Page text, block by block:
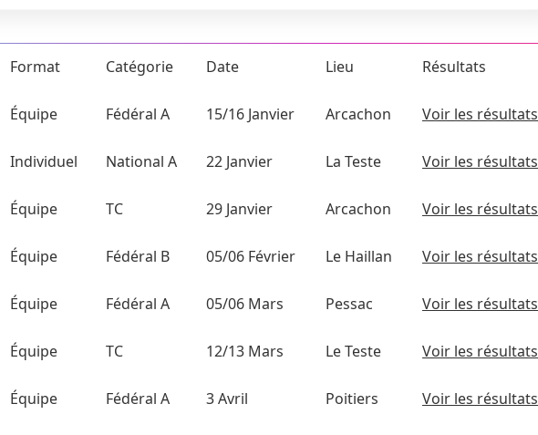
Format Catégorie Date Lieu Résultats
Équipe Fédéral A 15/16 Janvier Arcachon Voir les résultats
Individuel National A 22 Janvier La Teste Voir les résultats
Équipe TC 29 Janvier Arcachon Voir les résultats
Équipe Fédéral B 05/06 Février Le Haillan Voir les résultats
Équipe Fédéral A 05/06 Mars Pessac Voir les résultats
Équipe TC 12/13 Mars Le Teste Voir les résultats
Équipe Fédéral A 3 Avril Poitiers Voir les résultats